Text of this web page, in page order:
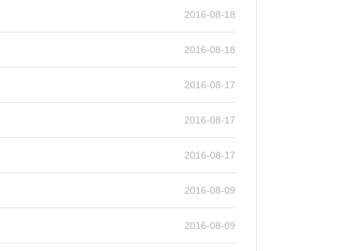
2016-08-18
2016-08-18
2016-08-17
2016-08-17
2016-08-17
2016-08-09
2016-08-09